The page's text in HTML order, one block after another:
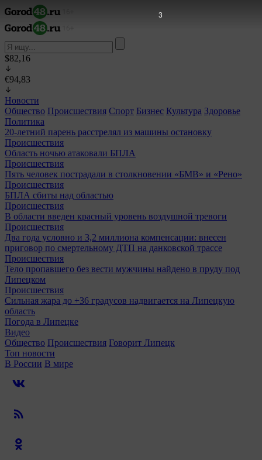
$82,16
€94,83
Новости
Общество Происшествия Спорт Бизнес Культура Здоровье
Политика
20-летний парень расстрелял из машины остановку
Происшествия
Область ночью атаковали БПЛА
Происшествия
Пять человек пострадали в столкновении «БМВ» и «Рено»
Происшествия
БПЛА сбиты над областью
Происшествия
В области введен красный уровень воздушной тревоги
Происшествия
Два года условно и 3,2 миллиона компенсации: внесен
приговор по смертельному ДТП на данковской трассе
Происшествия
Тело пропавшего без вести мужчины найдено в пруду под
Липецком
Происшествия
Сильная жара до +36 градусов надвигается на Липецкую
область
Погода в Липецке
Видео
Общество Происшествия Говорит Липецк
Топ новости
В России В мире
2